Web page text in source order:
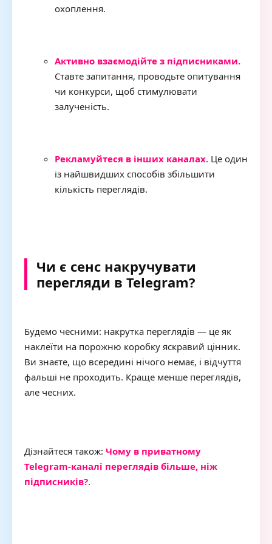
охоплення.
Активно взаємодійте з підписниками.
Ставте запитання, проводьте опитування
чи конкурси, щоб стимулювати
залученість.
Рекламуйтеся в інших каналах. Це один
із найшвидших способів збільшити
кількість переглядів.
Чи є сенс накручувати
перегляди в Telegram?
Будемо чесними: накрутка переглядів — це як
наклеїти на порожню коробку яскравий цінник.
Ви знаєте, що всередині нічого немає, і відчуття
фальші не проходить. Краще менше переглядів,
але чесних.
Дізнайтеся також: Чому в приватному
Telegram-каналі переглядів більше, ніж
підписників?.